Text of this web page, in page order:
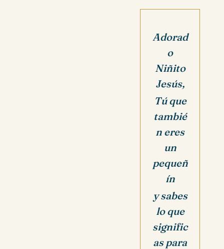
Adorad
o
Niñito
Jesús,
Tú que
tambié
n eres
un
pequeñ
ín
y sabes
lo que
signific
as para